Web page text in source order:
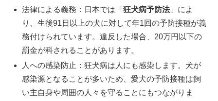
法律による義務：​日本では「狂犬病予防法」によ
り、生後91日以上の犬に対して年1回の予防接種が義
務付けられています。違反した場合、20万円以下の
罰金が科されることがあります。
人への感染防止：​狂犬病は人にも感染します。犬が
感染源となることが多いため、愛犬の予防接種は飼
い主自身や周囲の人々を守ることにもつながりま